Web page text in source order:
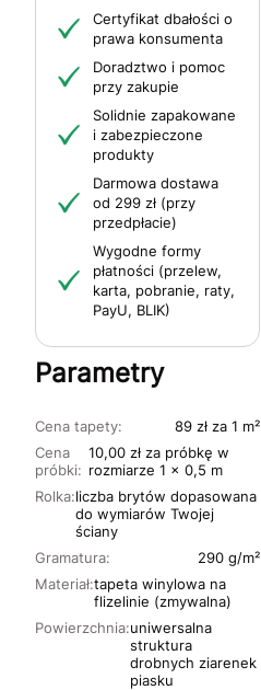
Certyfikat dbałości o
prawa konsumenta
Doradztwo i pomoc
przy zakupie
Solidnie zapakowane
i zabezpieczone
produkty
Darmowa dostawa
od 299 zł (przy
przedpłacie)
Wygodne formy
płatności (przelew,
karta, pobranie, raty,
PayU, BLIK)
Parametry
Cena tapety:
89 zł za 1 m²
Cena
próbki:
10,00 zł za próbkę w
rozmiarze 1 x 0,5 m
Rolka:liczba brytów dopasowana
do wymiarów Twojej
ściany
Materiał:tapeta winylowa na
flizelinie (zmywalna)
Powierzchnia:uniwersalna
struktura
drobnych ziarenek
piasku
Gramatura: 290 g/m²